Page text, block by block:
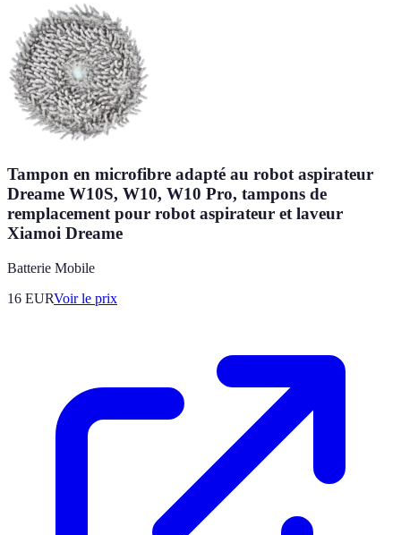
Tampon en microfibre adapté au robot aspirateur
Dreame W10S, W10, W10 Pro, tampons de
remplacement pour robot aspirateur et laveur
Xiamoi Dreame
Batterie Mobile
16 EURVoir le prix